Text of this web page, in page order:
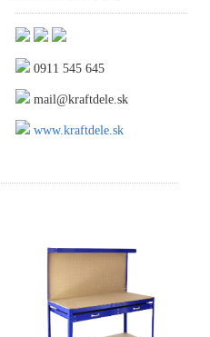
0911 545 645
mail@kraftdele.sk
www.kraftdele.sk